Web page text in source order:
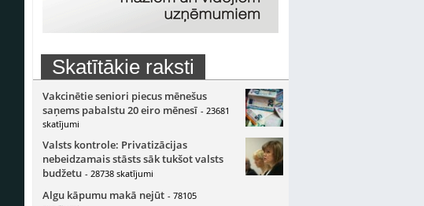
Skatītākie raksti
Vakcinētie seniori piecus mēnešus
saņems pabalstu 20 eiro mēnesī - 23681
skatījumi
Valsts kontrole: Privatizācijas
nebeidzamais stāsts sāk tukšot valsts
budžetu - 28738 skatījumi
Algu kāpumu makā nejūt - 78105